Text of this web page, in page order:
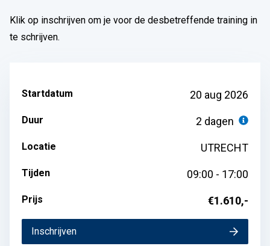
Klik op inschrijven om je voor de desbetreffende training in
te schrijven.
Startdatum 20 aug 2026
Duur 2 dagen
Locatie UTRECHT
Tijden 09:00 - 17:00
Prijs €1.610,-
Inschrijven